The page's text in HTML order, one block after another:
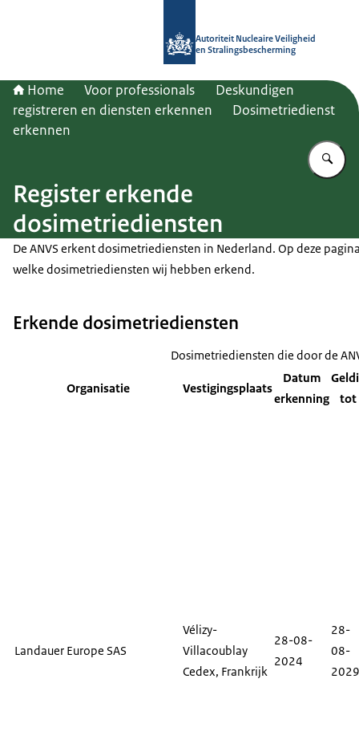
Autoriteit Nucleaire Veiligheid
en Stralingsbescherming
Home Voor professionals
Deskundigen
registreren en diensten erkennen
Dosimetriedienst
erkennen
Register erkende
dosimetriediensten
De ANVS erkent dosimetriediensten in Nederland. Op deze
welke dosimetriediensten wij hebben erkend.
Erkende dosimetriediensten
Dosimetriediensten die door de
Organisatie Vestigingsplaats
Datum
erkenning
tot
Landauer Europe SAS
Vélizy-
Villacoublay
Cedex, Frankrijk
28-08-
2024
28-
08-
2029